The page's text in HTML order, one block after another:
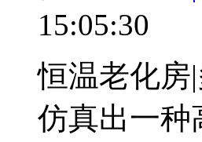
15:05:30
恒温老化房
仿真出一种